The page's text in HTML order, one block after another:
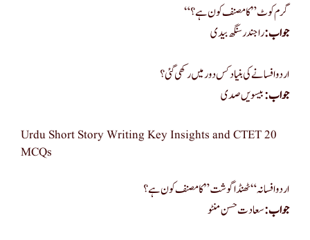
“گرم کوٹ” کا مصنف کون ہے؟
جواب:راجندر سنگھ بیدی
اردو افسانے کی بنیاد کس دور میں رکھی گئی؟
جواب:بیسویں صدی
Urdu Short Story Writing Key Insights and CTET 20
MCQs
اردو افسانہ “ٹھنڈا گوشت” کا مصنف کون ہے؟
جواب:سعادت حسن منٹو